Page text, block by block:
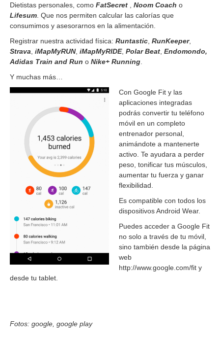
Dietistas personales, como FatSecret Noom Coach o
Lifesum . Que nos permiten calcular las calorías que
consumimos y asesorarnos en la alimentación.
Registrar nuestra actividad física: Runtastic RunKeeper,
Strava iMapMyRUN, iMapMyRIDE, Polar Beat Endomondo,
Adidas Train and Run o Nike+ Running
Y muchas más…
Con Google Fit y las
aplicaciones integradas
podrás convertir tu teléfono
móvil en un completo
entrenador personal,
animándote a mantenerte
activo. Te ayudara a perder
peso, tonificar tus músculos,
aumentar tu fuerza y ganar
flexibilidad.
Es compatible con todos los
dispositivos Android Wear.
Puedes acceder a Google Fit
no solo a través de tu móvil,
sino también desde la página
web
http://www.google.com/fit y
desde tu tablet.
Fotos: google, google play